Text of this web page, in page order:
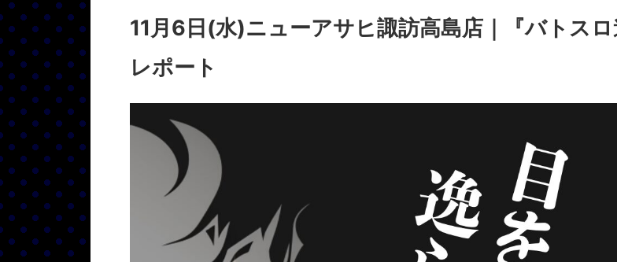
11月6日(水)ニューアサヒ諏訪高島店｜『バトスロ
レポート